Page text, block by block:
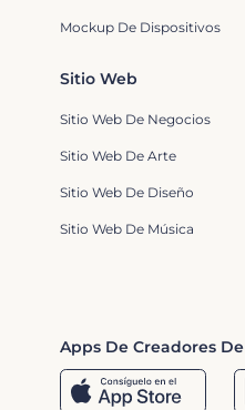
Mockup De Dispositivos
Apps De Creadores
Sitio Web
Sitio Web De Negocios
Sitio Web De Arte
Sitio Web De Diseño
Sitio Web De Música